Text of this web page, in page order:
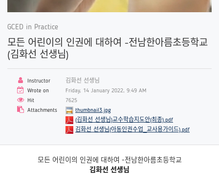
GCED in Practice
모든 어린이의 인권에 대하여 -전남한아름초등학교
(김화선 선생님)
Instructor
김화선 선생님
Wrote on
Friday, 14 January 2022, 9:49 AM
Hit
7625
Attachments
thumbnail3.jpg
(김화선 선생님)교수학습지도안(최종).pdf
김화선 선생님(아동인권수업_교사용가이드).pdf
모든 어린이의 인권에 대하여 -전남한아름초등학교
김화선 선생님